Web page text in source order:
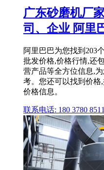
广东砂磨机厂
司、企业 阿里
阿里巴巴为您找到203
批发价格,价格行情,还
营产品等全方位信息,
考。您还可以找到价格
价格信息。
联系电话: 180 3780 8511